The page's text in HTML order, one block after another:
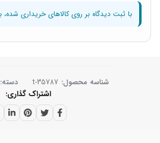
شناسه محصول: t-35787 دسته:
اشتراک گذاری